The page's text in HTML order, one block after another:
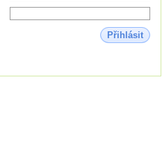
Přihlásit